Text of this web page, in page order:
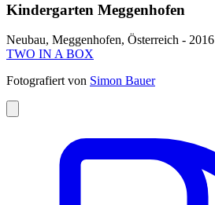
Kindergarten Meggenhofen
Neubau, Meggenhofen, Österreich - 2016
TWO IN A BOX
Fotografiert von Simon Bauer